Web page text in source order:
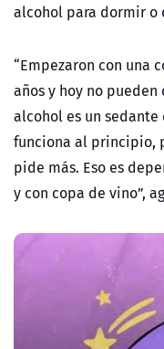
alcohol para dormir
“Empezaron con una
años y hoy no
alcohol es un
funciona al principio,
pide más. Eso es
y con copa de vino”,